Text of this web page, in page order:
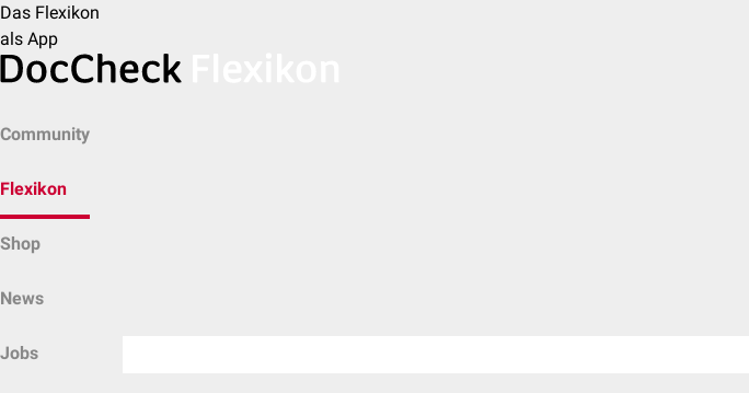
Das Flexikon
als App
Community
Flexikon
Shop
News
Jobs